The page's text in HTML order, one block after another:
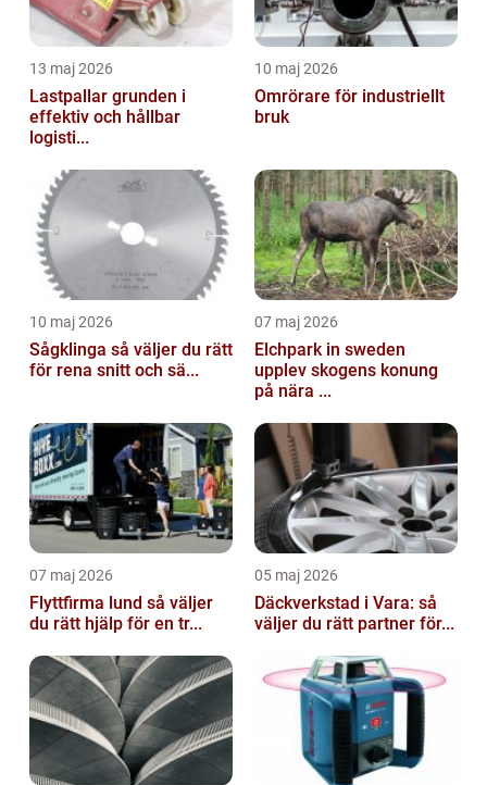
13 maj 2026
Lastpallar grunden i
effektiv och hållbar
logisti...
10 maj 2026
Omrörare för industriellt
bruk
10 maj 2026
Sågklinga så väljer du rätt
för rena snitt och sä...
07 maj 2026
Elchpark in sweden
upplev skogens konung
på nära ...
07 maj 2026
Flyttfirma lund så väljer
du rätt hjälp för en tr...
05 maj 2026
Däckverkstad i Vara: så
väljer du rätt partner för...